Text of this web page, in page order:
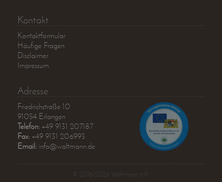
Kontakt
Kontaktformular
Häufige Fragen
Disclaimer
Impressum
Adresse
Friedrichstraße 10
91054 Erlangen
Telefon: +49 9131 207187
Fax: +49 9131 206993
Email: info@waltmann.de
© 2016-2026 Waltmann e.K.